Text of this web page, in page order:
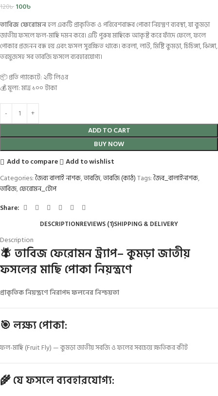
120৳ 100৳
তাবিজ ফেরোমনহল একটি প্রাকৃতিক ও পরিবেশবান্ধব পোকা নিয়ন্ত্রণ ব্যবস্থা, যা কুমড়া
জাতীয় ফসলে ফল-মাছি দমন করে। এটি পুরুষ মাছিকে আকৃষ্ট করে ফাঁদে ফেলে, ফলে
পোকার প্রজনন বন্ধ হয় এবং ফসল সুরক্ষিত থাকে। করলা, লাউ, মিষ্টি কুমড়া, চিচিঙ্গা, ঝিঙ্গা,
তরমুজসহ সব তাবজি ফসলে ব্যবহারযোগ্য।
📦 প্রতি প্যাকেটে: ২টি লিওর
💰 মূল্য: মাত্র ১০০ টাকা
ADD TO CART
BUY NOW
Add to compare
Add to wishlist
Categories:জৈব্য বালাই নাশক,তাবজি,তাবজি (কাঠ)Tags:জৈব_বালাইনাশক,
তাবিজ,ফেরোমন_টোপ
Share:
DESCRIPTIONREVIEWS (1)SHIPPING & DELIVERY
Description
🪰 তাবিজ ফেরোমন ট্র্যাপ– কুমড়া জাতীয়
ফসলের মাছি পোকা নিয়ন্ত্রণে
প্রাকৃতিক নিয়ন্ত্রণে নিরাপদ ফলনের নিশ্চয়তা
🎯 লক্ষ্য পোকা:
ফল-মাছি (Fruit Fly) — কুমড়া জাতীয় সবজি ও ফলের সবচেয়ে ক্ষতিকর কীট
🌾 যে ফসলে ব্যবহারযোগ্য: